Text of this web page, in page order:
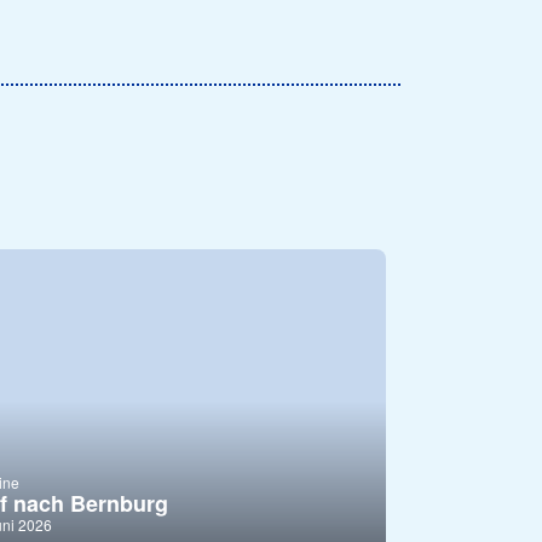
nach Bernburg
2026